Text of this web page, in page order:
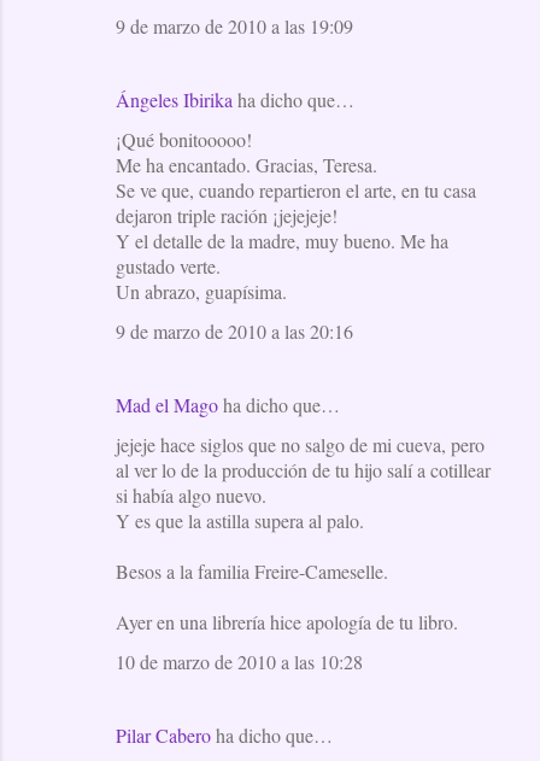
9 de marzo de 2010 a las 19:09
Ángeles Ibirika ha dicho que…
¡Qué bonitooooo!
Me ha encantado. Gracias, Teresa.
Se ve que, cuando repartieron el arte, en tu casa
dejaron triple ración ¡jejejeje!
Y el detalle de la madre, muy bueno. Me ha
gustado verte.
Un abrazo, guapísima.
9 de marzo de 2010 a las 20:16
Mad el Magoha dicho que…
jejeje hace siglos que no salgo de mi cueva, pero
al ver lo de la producción de tu hijo salí a cotillear
si había algo nuevo.
Y es que la astilla supera al palo.
Besos a la familia Freire-Cameselle.
Ayer en una librería hice apología de tu libro.
10 de marzo de 2010 a las 10:28
Pilar Caberoha dicho que…